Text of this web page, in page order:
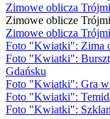
Zimowe oblicza
Zimowe oblicze
Zimowe oblicza
Foto "Kwiatki": Zima
Foto "Kwiatki":
Gdańsku
Foto "Kwiatki": Gra w
Foto "Kwiatki":
Foto "Kwiatki":